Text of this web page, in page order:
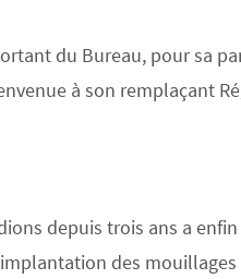
du Bureau, pour sa
à son remplaçant
depuis trois ans a
des